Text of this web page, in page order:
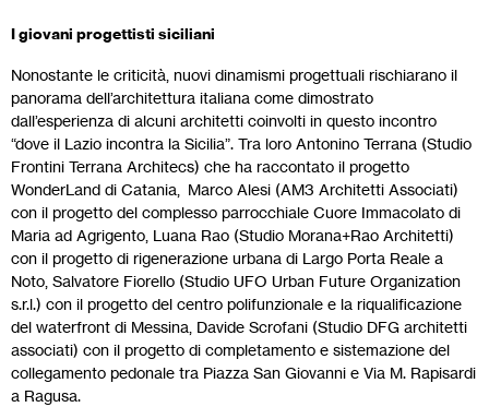
I giovani progettisti siciliani
Nonostante le criticità, nuovi dinamismi progettuali rischiarano il
panorama dell’architettura italiana come dimostrato
dall’esperienza di alcuni architetti coinvolti in questo incontro
“dove il Lazio incontra la Sicilia”. Tra loro Antonino Terrana (Studio
Frontini Terrana Architecs) che ha raccontato il progetto
WonderLand di Catania, Marco Alesi (AM3 Architetti Associati)
con il progetto del complesso parrocchiale Cuore Immacolato di
Maria ad Agrigento, Luana Rao (Studio Morana+Rao Architetti)
con il progetto di rigenerazione urbana di Largo Porta Reale a
Noto, Salvatore Fiorello (Studio UFO Urban Future Organization
s.r.l.) con il progetto del centro polifunzionale e la riqualificazione
del waterfront di Messina, Davide Scrofani (Studio DFG architetti
associati) con il progetto di completamento e sistemazione del
collegamento pedonale tra Piazza San Giovanni e Via M. Rapisardi
a Ragusa.